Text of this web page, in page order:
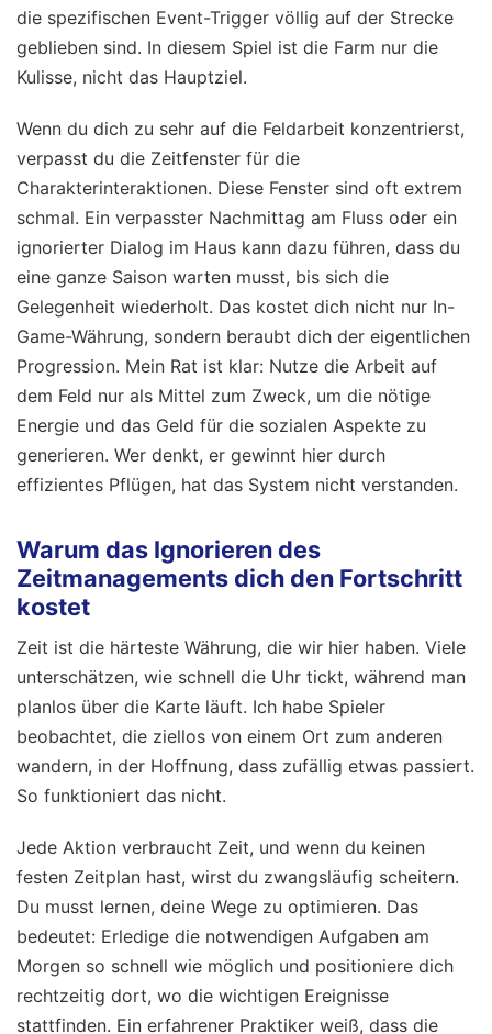
die spezifischen Event-Trigger völlig auf der Strecke
geblieben sind. In diesem Spiel ist die Farm nur die
Kulisse, nicht das Hauptziel.
Wenn du dich zu sehr auf die Feldarbeit konzentrierst,
verpasst du die Zeitfenster für die
Charakterinteraktionen. Diese Fenster sind oft extrem
schmal. Ein verpasster Nachmittag am Fluss oder ein
ignorierter Dialog im Haus kann dazu führen, dass du
eine ganze Saison warten musst, bis sich die
Gelegenheit wiederholt. Das kostet dich nicht nur In-
Game-Währung, sondern beraubt dich der eigentlichen
Progression. Mein Rat ist klar: Nutze die Arbeit auf
dem Feld nur als Mittel zum Zweck, um die nötige
Energie und das Geld für die sozialen Aspekte zu
generieren. Wer denkt, er gewinnt hier durch
effizientes Pflügen, hat das System nicht verstanden.
Warum das Ignorieren des
Zeitmanagements dich den Fortschritt
kostet
Zeit ist die härteste Währung, die wir hier haben. Viele
unterschätzen, wie schnell die Uhr tickt, während man
planlos über die Karte läuft. Ich habe Spieler
beobachtet, die ziellos von einem Ort zum anderen
wandern, in der Hoffnung, dass zufällig etwas passiert.
So funktioniert das nicht.
Jede Aktion verbraucht Zeit, und wenn du keinen
festen Zeitplan hast, wirst du zwangsläufig scheitern.
Du musst lernen, deine Wege zu optimieren. Das
bedeutet: Erledige die notwendigen Aufgaben am
Morgen so schnell wie möglich und positioniere dich
rechtzeitig dort, wo die wichtigen Ereignisse
stattfinden. Ein erfahrener Praktiker weiß, dass die